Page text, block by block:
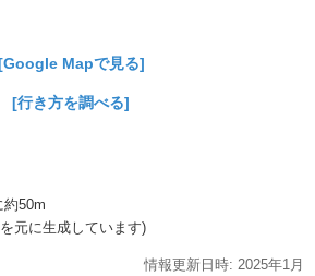
Mapで見る]
[行き方を調べる]
約50m
元に生成しています)
情報更新日時: 2025年1月